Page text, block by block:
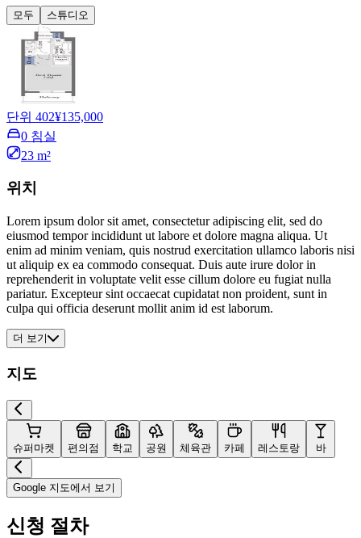
모두 스튜디오
단위 402¥135,000
0 침실
23 m²
위치
Lorem ipsum dolor sit amet, consectetur adipiscing elit, sed do
eiusmod tempor incididunt ut labore et dolore magna aliqua. Ut
enim ad minim veniam, quis nostrud exercitation ullamco laboris nisi
ut aliquip ex ea commodo consequat. Duis aute irure dolor in
reprehenderit in voluptate velit esse cillum dolore eu fugiat nulla
pariatur. Excepteur sint occaecat cupidatat non proident, sunt in
culpa qui officia deserunt mollit anim id est laborum.
더 보기
지도
슈퍼마켓 편의점 학교 공원 체육관 카페 레스토랑 바
Google 지도에서 보기
신청 절차